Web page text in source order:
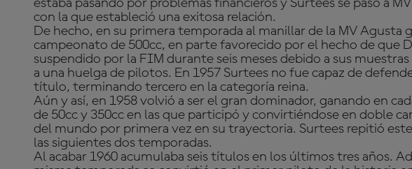
estaba pasando por problemas financieros y Surtees se pasó a
con la que estableció una exitosa relación.
De hecho, en su primera temporada al manillar de la MV Agusta
campeonato de 500cc, en parte favorecido por el hecho de que
suspendido por la FIM durante seis meses debido a sus
a una huelga de pilotos. En 1957 Surtees no fue capaz de
título, terminando tercero en la categoría reina.
Aún y así, en 1958 volvió a ser el gran dominador, ganando en
de 50cc y 350cc en las que participó y convirtiéndose en doble
del mundo por primera vez en su trayectoria. Surtees repitió
las siguientes dos temporadas.
Al acabar 1960 acumulaba seis títulos en los últimos tres años.